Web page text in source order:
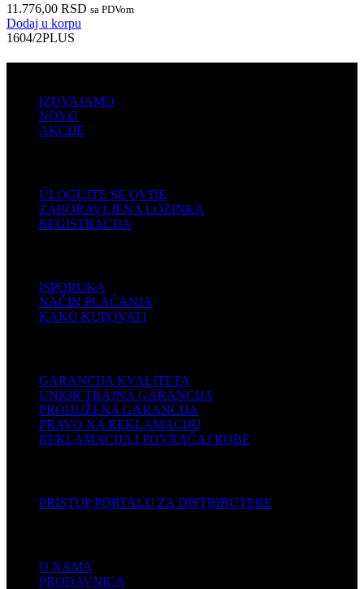
11.776,00 RSD sa PDVom
Dodaj u korpu
1604/2PLUS
IZDVAJAMO
NOVO
AKCIJE
ULOGUJTE SE OVDE
ZABORAVLJENA LOZINKA
REGISTRACIJA
ISPORUKA
NAČIN PLAĆANJA
KAKO KUPOVATI
GARANCIJA KVALITETA
UNIOR TRAJNA GARANCIJA
PRODUŽENA GARANCIJA
PRAVO NA REKLAMACIJU
REKLAMACIJA I POVRAĆAJ ROBE
PRISTUP PORTALU ZA DISTRIBUTERE
O NAMA
PRODAVNICA